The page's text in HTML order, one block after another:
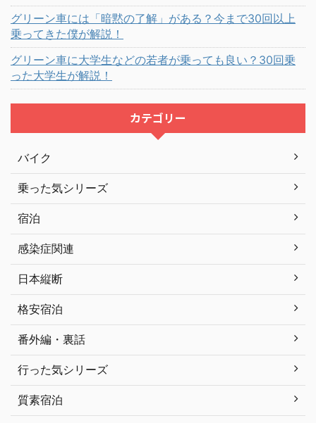
グリーン車には「暗黙の了解」がある？今まで30回以上
乗ってきた僕が解説！
グリーン車に大学生などの若者が乗っても良い？30回乗
った大学生が解説！
カテゴリー
バイク
乗った気シリーズ
宿泊
感染症関連
日本縦断
格安宿泊
番外編・裏話
行った気シリーズ
質素宿泊